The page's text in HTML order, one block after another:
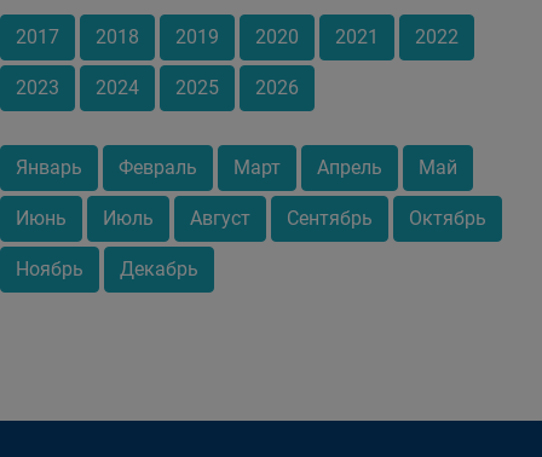
2017 2018 2019 2020 2021 2022
2023 2024 2025 2026
Январь Февраль Март Апрель Май
Июнь Июль Август Сентябрь Октябрь
Ноябрь Декабрь